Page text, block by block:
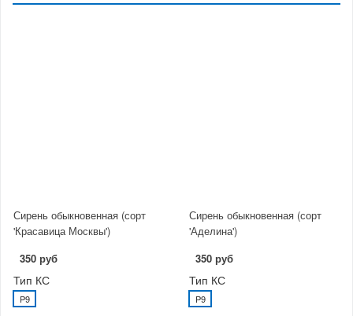
Сирень обыкновенная (сорт
'Красавица Москвы')
350 руб
Тип КС
P9
Сирень обыкновенная (сорт
'Аделина')
350 руб
Тип КС
P9